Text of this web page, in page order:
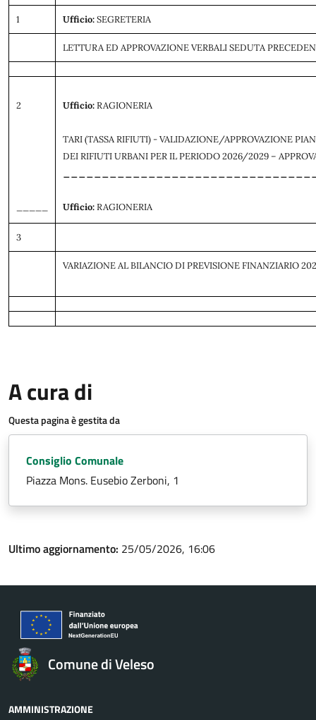
1 Ufficio:SEGRETERIA
LETTURA ED APPROVAZIONE VERBALI SEDUTA
2 Ufficio:RAGIONERIA
TARI (TASSA RIFIUTI) - VALIDAZIONE/APPROVAZIONE
DEI RIFIUTI URBANI PER IL PERIODO 2026/2029 –
Ufficio:RAGIONERIA
3
VARIAZIONE AL BILANCIO DI PREVISIONE FINANZIARIO
A cura di
Questa pagina è gestita da
Consiglio Comunale
Piazza Mons. Eusebio Zerboni, 1
Ultimo aggiornamento: 25/05/2026, 16:06
Comune di Veleso
AMMINISTRAZIONE